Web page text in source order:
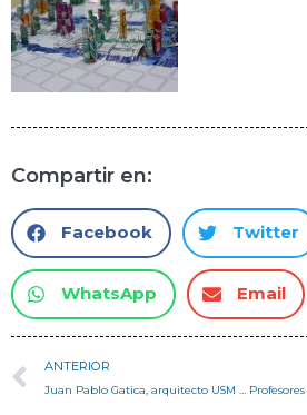
Compartir en:
Facebook Twitter
WhatsApp Email
ANTERIOR